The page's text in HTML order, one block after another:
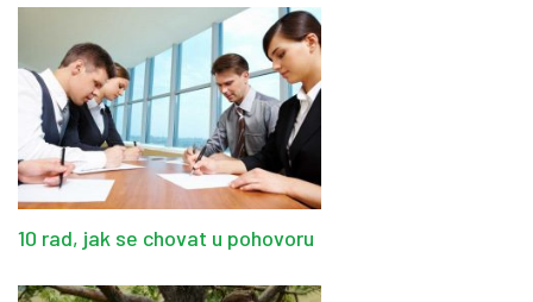
10 rad, jak se chovat u pohovoru